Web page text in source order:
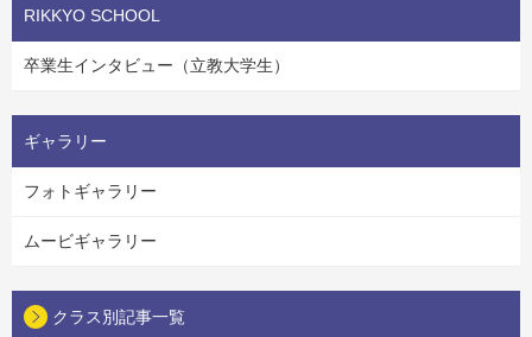
RIKKYO SCHOOL
卒業生インタビュー（立教大学生）
ギャラリー
フォトギャラリー
ムービギャラリー
クラス別記事一覧